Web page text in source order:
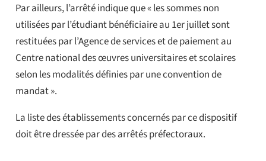
Par ailleurs, l’arrêté indique que « les sommes non
utilisées par l’étudiant bénéficiaire au 1er juillet sont
restituées par l’Agence de services et de paiement au
Centre national des œuvres universitaires et scolaires
selon les modalités définies par une convention de
mandat ».
La liste des établissements concernés par ce dispositif
doit être dressée par des arrêtés préfectoraux.